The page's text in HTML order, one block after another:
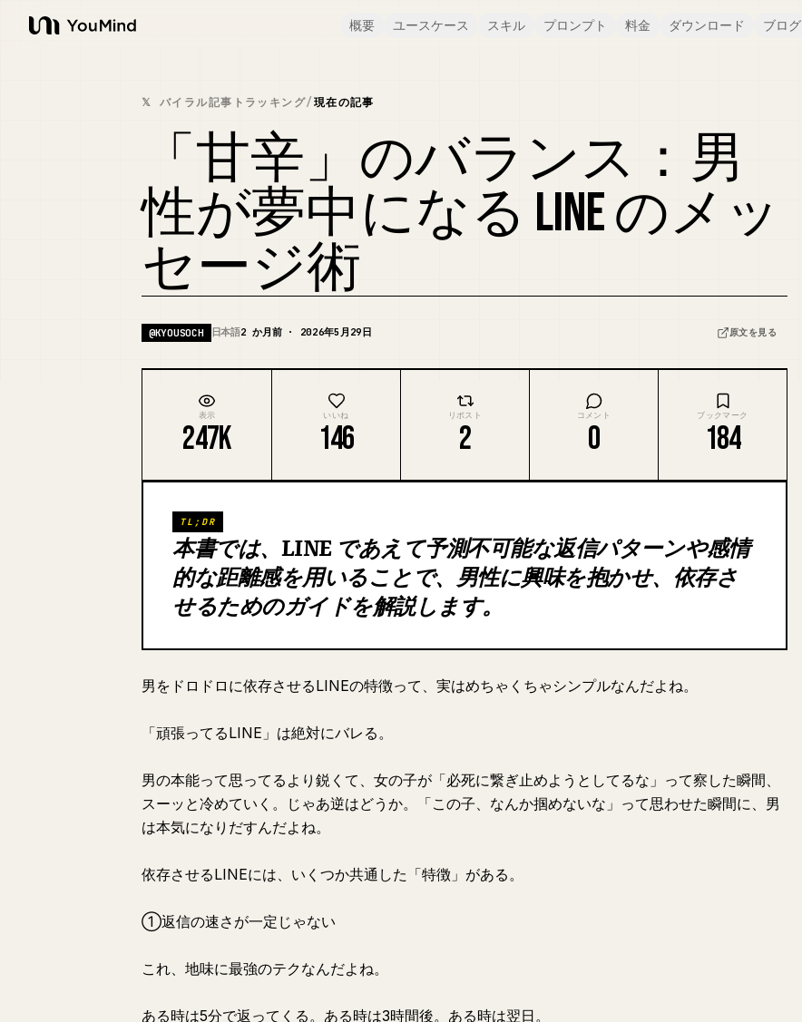
YouMind
概要 ユースケース スキル プロンプト 料金 ダウンロード ブログ
𝕏 バイラル記事トラッキング/現在の記事
「甘辛」のバランス：男
性が夢中になる LINE のメッ
セージ術
@KYOUSOCH 日本語2 か月前 · 2026年5月29日 原文を見る
表示
247K
いいね
146
リポスト
2
コメント
0
ブックマーク
184
TL;DR
本書では、LINE であえて予測不可能な返信パターンや感情
的な距離感を用いることで、男性に興味を抱かせ、依存さ
せるためのガイドを解説します。
男をドロドロに依存させるLINEの特徴って、実はめちゃくちゃシンプルなんだよね。
「頑張ってるLINE」は絶対にバレる。
男の本能って思ってるより鋭くて、女の子が「必死に繋ぎ止めようとしてるな」って察した瞬間、
スーッと冷めていく。じゃあ逆はどうか。「この子、なんか掴めないな」って思わせた瞬間に、男
は本気になりだすんだよね。
依存させるLINEには、いくつか共通した「特徴」がある。
①返信の速さが一定じゃない
これ、地味に最強のテクなんだよね。
ある時は5分で返ってくる。ある時は3時間後。ある時は翌日。